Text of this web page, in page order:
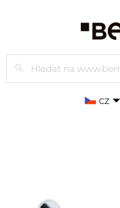
Hledat
CZ